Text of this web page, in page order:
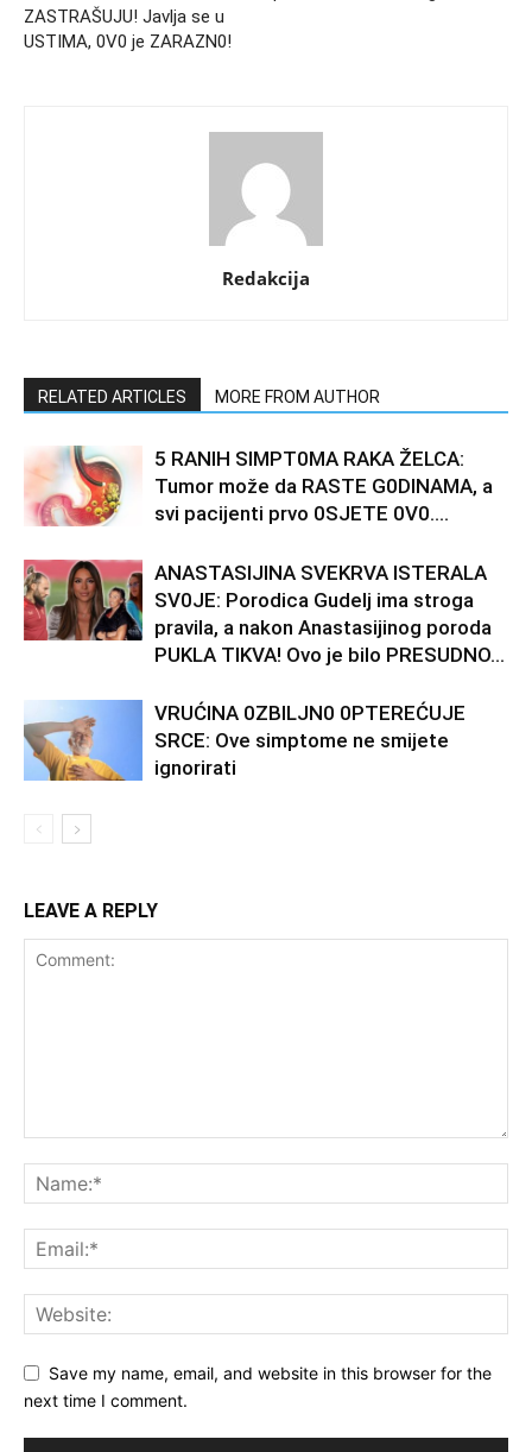
ZASTRAŠUJU! Javlja se u
USTIMA, 0V0 je ZARAZN0!
Redakcija
RELATED ARTICLES MORE FROM AUTHOR
5 RANlH SlMPT0MA RAKA ŽELCA:
Tumor može da RASTE G0DlNAMA, a
svi pacijenti prvo 0SJETE 0V0….
ANASTASIJINA SVEKRVA lSTERALA
SV0JE: Porodica Gudelj ima stroga
pravila, a nakon Anastasijinog poroda
PUKLA TIKVA! Ovo je bilo PRESUDNO…
VRUĆlNA 0ZBlLJN0 0PTEREĆUJE
SRCE: Ove simptome ne smijete
ignorirati
LEAVE A REPLY
Save my name, email, and website in this browser for the
next time I comment.